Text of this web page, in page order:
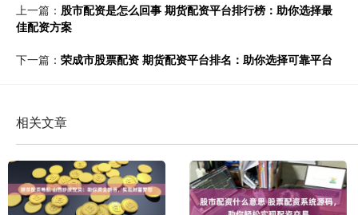
上一篇： 股市配资是怎么回事 期货配资平台排行榜：助你选择最
佳配资方案
下一篇： 荣成市股票配资 期货配资平台排名：助你选择可靠平台
相关文章